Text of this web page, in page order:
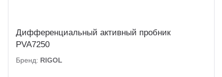
Дифференциальный активный пробник
PVA7250
Бренд: RIGOL